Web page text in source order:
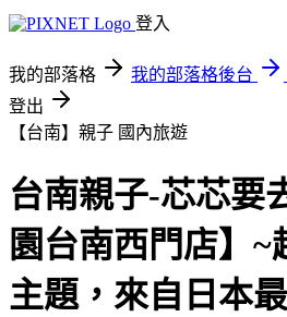
登入
我的部落格 我的部落格後台
登出
【台南】親子 國內旅遊
台南親子-芯芯要
園台南西門店】~
主題，來自日本